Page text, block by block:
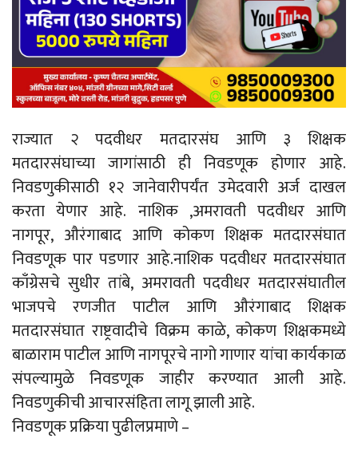
राज्यात २ पदवीधर मतदारसंघ आणि ३ शिक्षक
मतदारसंघाच्या जागांसाठी ही निवडणूक होणार आहे.
निवडणुकीसाठी १२ जानेवारीपर्यंत उमेदवारी अर्ज दाखल
करता येणार आहे. नाशिक ,अमरावती पदवीधर आणि
नागपूर, औरंगाबाद आणि कोकण शिक्षक मतदारसंघात
निवडणूक पार पडणार आहे.नाशिक पदवीधर मतदारसंघात
काँग्रेसचे सुधीर तांबे, अमरावती पदवीधर मतदारसंघातील
भाजपचे रणजीत पाटील आणि औरंगाबाद शिक्षक
मतदारसंघात राष्ट्रवादीचे विक्रम काळे, कोकण शिक्षकमध्ये
बाळाराम पाटील आणि नागपूरचे नागो गाणार यांचा कार्यकाळ
संपल्यामुळे निवडणूक जाहीर करण्यात आली आहे.
निवडणुकीची आचारसंहिता लागू झाली आहे.
निवडणूक प्रक्रिया पुढीलप्रमाणे –